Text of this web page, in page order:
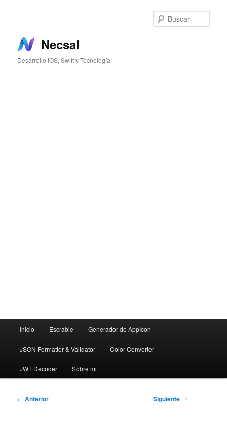
principal
Necsal
Desarrollo iOS, Swift y Tecnología
Inicio Escrable Generador de AppIcon
JSON Formatter & Validator Color Converter
JWT Decoder Sobre mi
Navegación
← Anterior Siguiente →